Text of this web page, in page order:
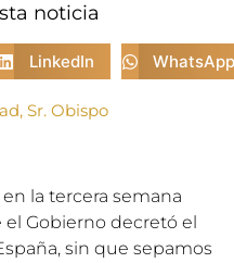
noticia
LinkedIn WhatsApp
, Sr. Obispo
la tercera semana
Gobierno decretó el
sin que sepamos